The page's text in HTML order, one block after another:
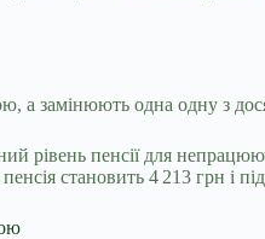
а замінюють одна одну з
рівень пенсії для
пенсія становить 4 213 грн